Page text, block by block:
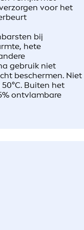
voor het
bij
hete
gebruik niet
beschermen. Niet
Buiten het
ontvlambare